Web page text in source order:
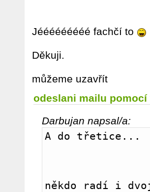
Jééééééééé fachčí to
Děkuji.
můžeme uzavřít
odeslani mailu pomocí
Darbujan napsal/a:
A do třetice...
někdo radí i